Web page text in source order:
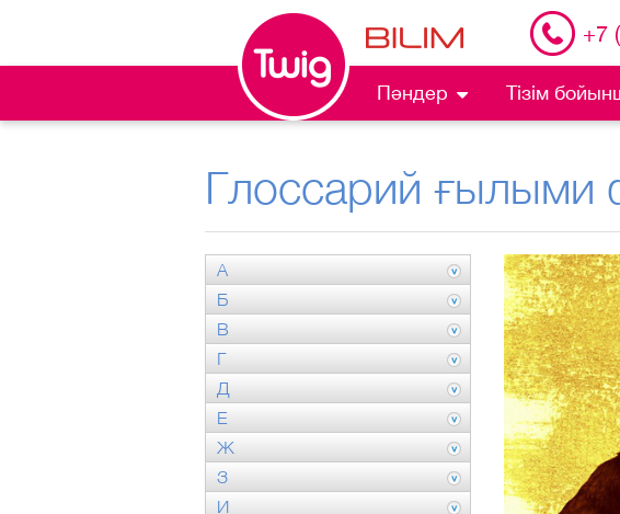
+7
Пәндер Тізім
Глоссарий ғылыми
А
Б
В
Г
Д
Е
Ж
З
И